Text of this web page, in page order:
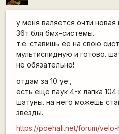
у меня валяется очти новая
36т бля бмх-системы.
т.е. ставишь ее на свою
мультиспидную и готово.
не обязательно!
отдам за 10 уе.,
есть еще паук 4-х лапка
шатуны. на него можешь
звезды.
https://poehali.net/forum/